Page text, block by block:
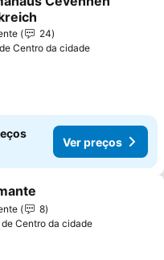
aos favoritos
24
Centro da cidade
Ver preços
aos favoritos
8
Centro da cidade